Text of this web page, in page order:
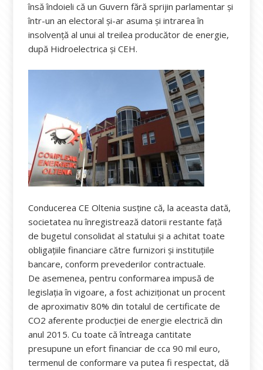
însă îndoieli că un Guvern fără sprijin parlamentar şi
într-un an electoral şi-ar asuma şi intrarea în
insolvenţă al unui al treilea producător de energie,
după Hidroelectrica şi CEH.
Conducerea CE Oltenia susține că, la aceasta dată,
societatea nu înregistrează datorii restante față
de bugetul consolidat al statului și a achitat toate
obligațiile financiare către furnizori și instituțiile
bancare, conform prevederilor contractuale.
De asemenea, pentru conformarea impusă de
legislația în vigoare, a fost achiziționat un procent
de aproximativ 80% din totalul de certificate de
CO2 aferente producției de energie electrică din
anul 2015. Cu toate că întreaga cantitate
presupune un efort financiar de cca 90 mil euro,
termenul de conformare va putea fi respectat, dă